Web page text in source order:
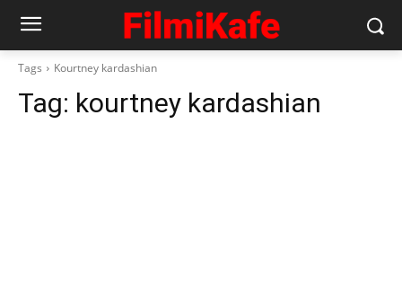
Tags Kourtney kardashian
Tag: kourtney kardashian